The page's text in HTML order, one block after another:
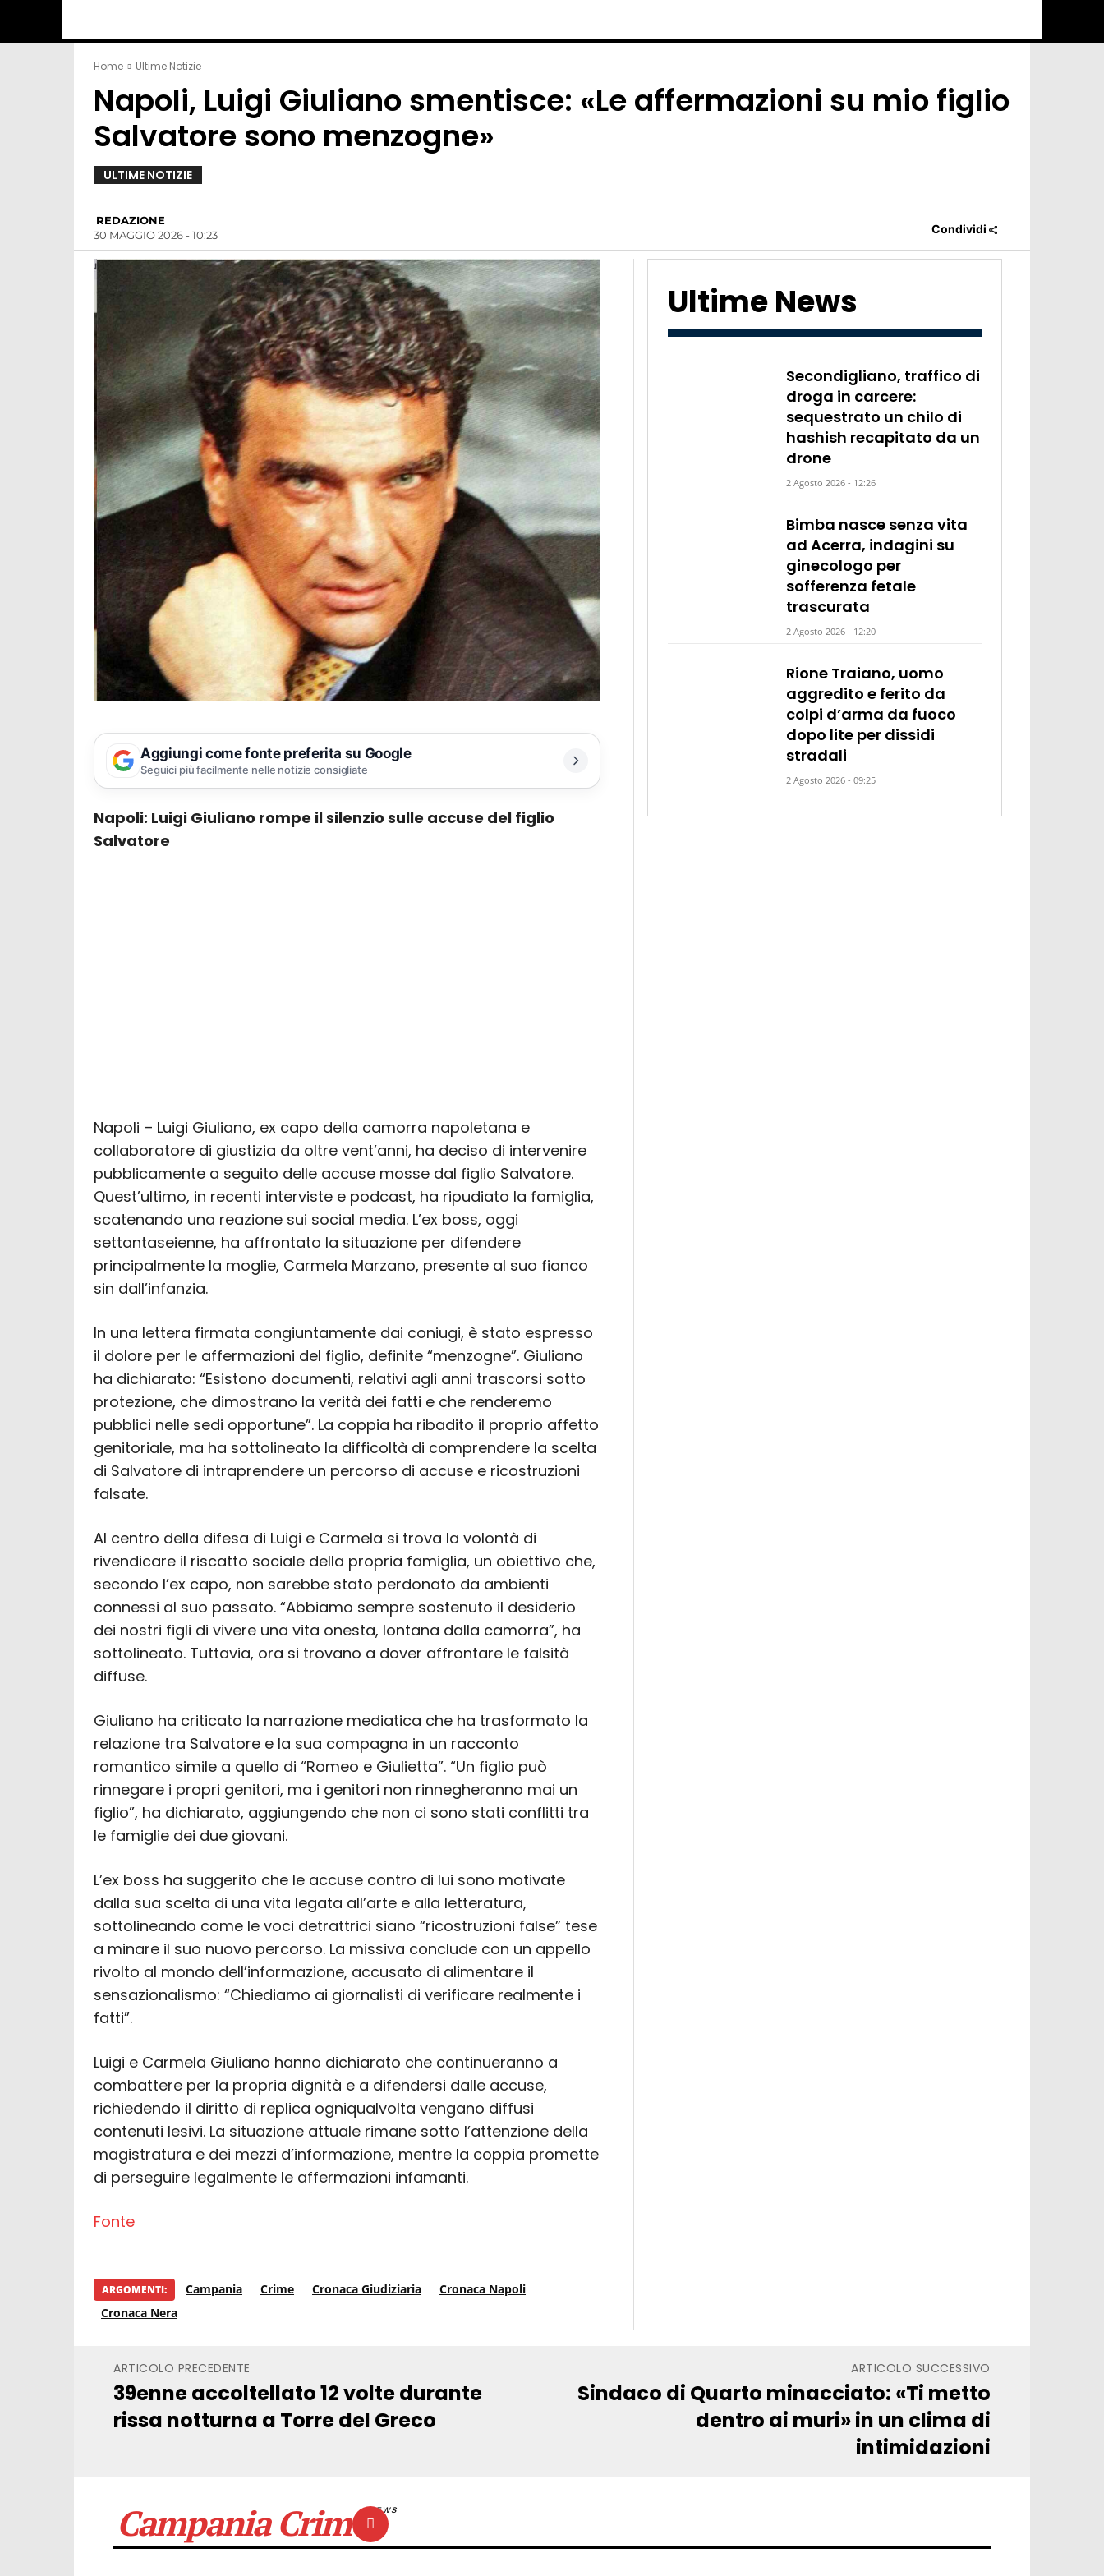
Home Ultime Notizie
Napoli, Luigi Giuliano smentisce: «Le affermazioni su mio figlio
Salvatore sono menzogne»
ULTIME NOTIZIE
REDAZIONE
30 MAGGIO 2026 - 10:23
Condividi
Ultime News
Secondigliano, traffico di
droga in carcere:
sequestrato un chilo di
hashish recapitato da un
drone
2 Agosto 2026 - 12:26
Bimba nasce senza vita
ad Acerra, indagini su
ginecologo per
sofferenza fetale
trascurata
2 Agosto 2026 - 12:20
Rione Traiano, uomo
aggredito e ferito da
colpi d’arma da fuoco
dopo lite per dissidi
stradali
2 Agosto 2026 - 09:25
Aggiungi come fonte preferita su Google
Seguici più facilmente nelle notizie consigliate
Napoli: Luigi Giuliano rompe il silenzio sulle accuse del figlio
Salvatore
Napoli – Luigi Giuliano, ex capo della camorra napoletana e
collaboratore di giustizia da oltre vent’anni, ha deciso di intervenire
pubblicamente a seguito delle accuse mosse dal figlio Salvatore.
Quest’ultimo, in recenti interviste e podcast, ha ripudiato la famiglia,
scatenando una reazione sui social media. L’ex boss, oggi
settantaseienne, ha affrontato la situazione per difendere
principalmente la moglie, Carmela Marzano, presente al suo fianco
sin dall’infanzia.
In una lettera firmata congiuntamente dai coniugi, è stato espresso
il dolore per le affermazioni del figlio, definite “menzogne”. Giuliano
ha dichiarato: “Esistono documenti, relativi agli anni trascorsi sotto
protezione, che dimostrano la verità dei fatti e che renderemo
pubblici nelle sedi opportune”. La coppia ha ribadito il proprio affetto
genitoriale, ma ha sottolineato la difficoltà di comprendere la scelta
di Salvatore di intraprendere un percorso di accuse e ricostruzioni
falsate.
Al centro della difesa di Luigi e Carmela si trova la volontà di
rivendicare il riscatto sociale della propria famiglia, un obiettivo che,
secondo l’ex capo, non sarebbe stato perdonato da ambienti
connessi al suo passato. “Abbiamo sempre sostenuto il desiderio
dei nostri figli di vivere una vita onesta, lontana dalla camorra”, ha
sottolineato. Tuttavia, ora si trovano a dover affrontare le falsità
diffuse.
Giuliano ha criticato la narrazione mediatica che ha trasformato la
relazione tra Salvatore e la sua compagna in un racconto
romantico simile a quello di “Romeo e Giulietta”. “Un figlio può
rinnegare i propri genitori, ma i genitori non rinnegheranno mai un
figlio”, ha dichiarato, aggiungendo che non ci sono stati conflitti tra
le famiglie dei due giovani.
L’ex boss ha suggerito che le accuse contro di lui sono motivate
dalla sua scelta di una vita legata all’arte e alla letteratura,
sottolineando come le voci detrattrici siano “ricostruzioni false” tese
a minare il suo nuovo percorso. La missiva conclude con un appello
rivolto al mondo dell’informazione, accusato di alimentare il
sensazionalismo: “Chiediamo ai giornalisti di verificare realmente i
fatti”.
Luigi e Carmela Giuliano hanno dichiarato che continueranno a
combattere per la propria dignità e a difendersi dalle accuse,
richiedendo il diritto di replica ogniqualvolta vengano diffusi
contenuti lesivi. La situazione attuale rimane sotto l’attenzione della
magistratura e dei mezzi d’informazione, mentre la coppia promette
di perseguire legalmente le affermazioni infamanti.
Fonte
ARGOMENTI: Campania Crime Cronaca Giudiziaria
Cronaca Napoli
Cronaca Nera
ARTICOLO PRECEDENTE
39enne accoltellato 12 volte durante
rissa notturna a Torre del Greco
ARTICOLO SUCCESSIVO
Sindaco di Quarto minacciato: «Ti metto
dentro ai muri» in un clima di
intimidazioni
Campania CrimeNEWS